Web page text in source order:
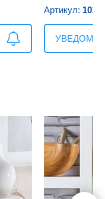
Артикул: